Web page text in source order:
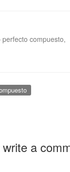
compuesto,
a